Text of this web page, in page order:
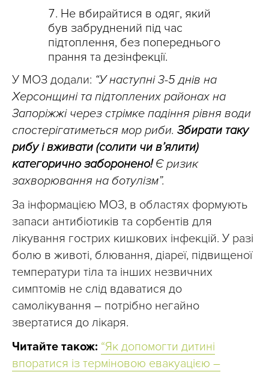
Не вбирайтися в одяг, який
був забруднений під час
підтоплення, без попереднього
прання та дезінфекції.
У МОЗ додали: “У наступні 3-5 днів на
Херсонщині та підтоплених районах на
Запоріжжі через стрімке падіння рівня води
спостерігатиметься мор риби. Збирати таку
рибу і вживати (солити чи в’ялити)
категорично заборонено!Є ризик
захворювання на ботулізм”.
За інформацією МОЗ, в областях формують
запаси антибіотиків та сорбентів для
лікування гострих кишкових інфекцій. У разі
болю в животі, блювання, діареї, підвищеної
температури тіла та інших незвичних
симптомів не слід вдаватися до
самолікування – потрібно негайно
звертатися до лікаря.
Читайте також: “Як допомогти дитині
впоратися із терміновою евакуацією –